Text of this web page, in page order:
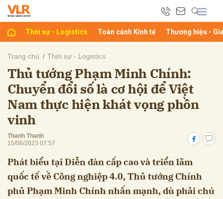
Thời sự - Logistics Toàn cảnh Kinh tế Thương hiệu -
Trang chủ Thời sự - Logistics
Thủ tướng Phạm Minh Chính:
Chuyển đổi số là cơ hội để Việt
Nam thực hiện khát vọng phồn
vinh
Thanh Thanh
15/06/2023 07:57
Phát biểu tại Diễn đàn cấp cao và triển lãm
quốc tế về Công nghiệp 4.0, Thủ tướng Chính
phủ Phạm Minh Chính nhấn mạnh, dù phải chú
luận